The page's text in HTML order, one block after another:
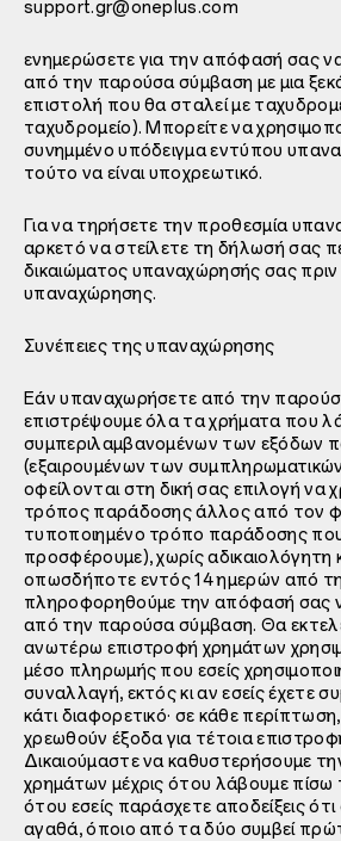
support.gr@oneplus.com
ενημερώσετε για την απόφασή σας
από την παρούσα σύμβαση με μια
επιστολή που θα σταλεί με
ταχυδρομείο). Μπορείτε να
συνημμένο υπόδειγμα εντύπου
τούτο να είναι υποχρεωτικό.
Για να τηρήσετε την προθεσμία
αρκετό να στείλετε τη δήλωσή σας
δικαιώματος υπαναχώρησής σας πριν
υπαναχώρησης.
Συνέπειες της υπαναχώρησης
Εάν υπαναχωρήσετε από την
επιστρέψουμε όλα τα χρήματα που
συμπεριλαμβανομένων των εξόδων
(εξαιρουμένων των
οφείλονται στη δική σας επιλογή να
τρόπος παράδοσης άλλος από τον
τυποποιημένο τρόπο παράδοσης που
προσφέρουμε), χωρίς αδικαιολόγητη
οπωσδήποτε εντός 14 ημερών από
πληροφορηθούμε την απόφασή σας
από την παρούσα σύμβαση. Θα
ανωτέρω επιστροφή χρημάτων
μέσο πληρωμής που εσείς
συναλλαγή, εκτός κι αν εσείς έχετε
κάτι διαφορετικό· σε κάθε
χρεωθούν έξοδα για τέτοια
Δικαιούμαστε να καθυστερήσουμε
χρημάτων μέχρις ότου λάβουμε πίσω
ότου εσείς παράσχετε αποδείξεις
αγαθά, όποιο από τα δύο συμβεί